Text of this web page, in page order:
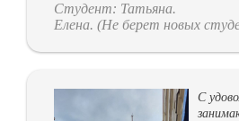
Студент: Татьяна.
Елена. (Не берет новых
С